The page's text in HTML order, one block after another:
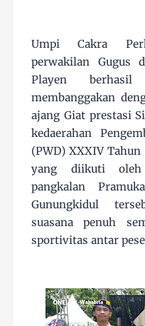
Umpi Cakra
perwakilan Gugus
Playen berhasil
membanggakan
ajang Giat prestasi
kedaerahan
(PWD) XXXIV
yang diikuti oleh
pangkalan
Gunungkidul
suasana penuh
sportivitas antar